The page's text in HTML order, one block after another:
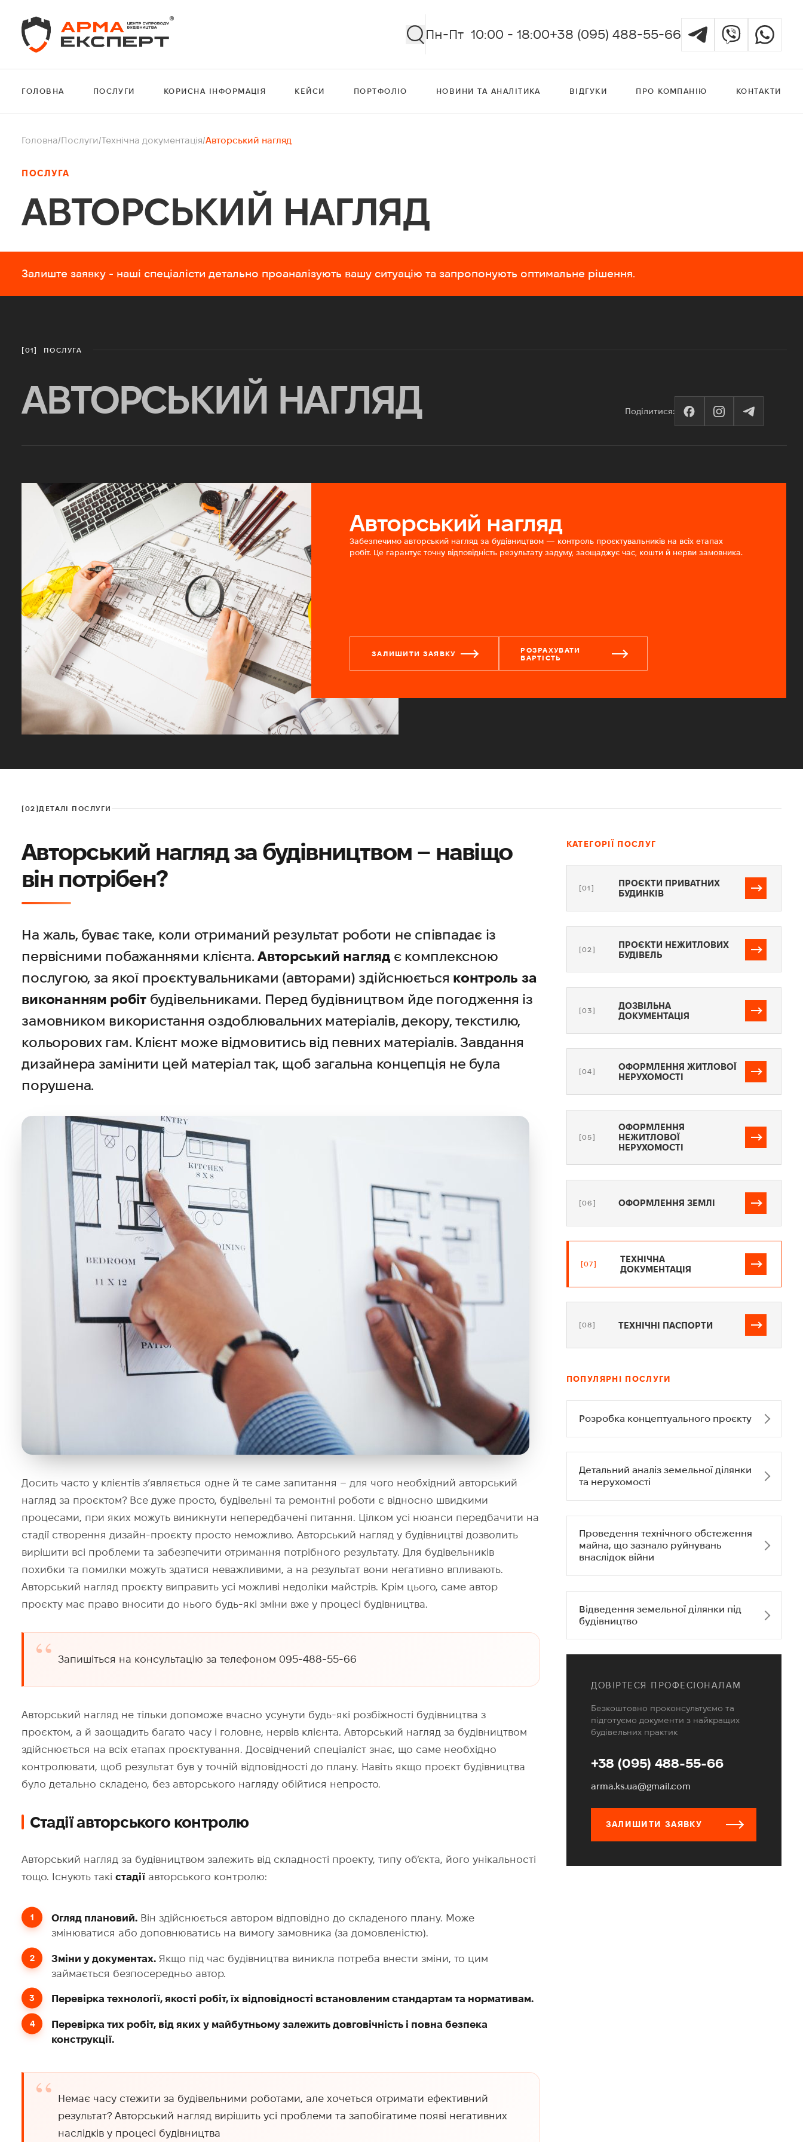
Пн-Пт 10:00 - 18:00+38 (095) 488-55-66
ГОЛОВНА ПОСЛУГИ КОРИСНА ІНФОРМАЦІЯ КЕЙСИ ПОРТФОЛІО НОВИНИ ТА АНАЛІТИКА ВІДГУКИ ПРО КОМПАНІЮ КОНТАКТИ
Головна/Послуги/Технічна документація/Авторський нагляд
ПОСЛУГА
АВТОРСЬКИЙ НАГЛЯД
Залиште заявку - наші спеціалісти детально проаналізують вашу ситуацію та запропонують оптимальне рішення.
[01] ПОСЛУГА
АВТОРСЬКИЙ НАГЛЯД Поділитися:
Авторський нагляд
Забезпечимо авторський нагляд за будівництвом — контроль проєктувальників на всіх етапах
робіт. Це гарантує точну відповідність результату задуму, заощаджує час, кошти й нерви замовника.
ЗАЛИШИТИ ЗАЯВКУ
РОЗРАХУВАТИ
ВАРТІСТЬ
[02]ДЕТАЛІ ПОСЛУГИ
Авторський нагляд за будівництвом – навіщо
він потрібен?
На жаль, буває таке, коли отриманий результат роботи не співпадає із
первісними побажаннями клієнта.Авторський наглядє комплексною
послугою, за якої проєктувальниками (авторами) здійснюється контроль за
виконанням робіт будівельниками. Перед будівництвом йде погодження із
замовником використання оздоблювальних матеріалів, декору, текстилю,
кольорових гам. Клієнт може відмовитись від певних матеріалів. Завдання
дизайнера замінити цей матеріал так, щоб загальна концепція не була
порушена.
Досить часто у клієнтів з’являється одне й те саме запитання – для чого необхідний авторський
нагляд за проєктом? Все дуже просто, будівельні та ремонтні роботи є відносно швидкими
процесами, при яких можуть виникнути непередбачені питання. Цілком усі нюанси передбачити на
стадії створення дизайн-проєкту просто неможливо. Авторський нагляд у будівництві дозволить
вирішити всі проблеми та забезпечити отримання потрібного результату. Для будівельників
похибки та помилки можуть здатися неважливими, а на результат вони негативно впливають.
Авторський нагляд проєкту виправить усі можливі недоліки майстрів. Крім цього, саме автор
проєкту має право вносити до нього будь-які зміни вже у процесі будівництва.
Запишіться на консультацію за телефоном 095-488-55-66
Авторський нагляд не тільки допоможе вчасно усунути будь-які розбіжності будівництва з
проєктом, а й заощадить багато часу і головне, нервів клієнта. Авторський нагляд за будівництвом
здійснюється на всіх етапах проєктування. Досвідчений спеціаліст знає, що саме необхідно
контролювати, щоб результат був у точній відповідності до плану. Навіть якщо проєкт будівництва
було детально складено, без авторського нагляду обійтися непросто.
Стадії авторського контролю
Авторський нагляд за будівництвом залежить від складності проекту, типу об’єкта, його унікальності
тощо. Існують такістадії авторського контролю:
Огляд плановий.Він здійснюється автором відповідно до складеного плану. Може
змінюватися або доповнюватись на вимогу замовника (за домовленістю).
Зміни у документах.Якщо під час будівництва виникла потреба внести зміни, то цим
займається безпосередньо автор.
Перевірка технології, якості робіт, їх відповідності встановленим стандартам та нормативам.
Перевірка тих робіт, від яких у майбутньому залежить довговічність і повна безпека
конструкції.
Немає часу стежити за будівельними роботами, але хочеться отримати ефективний
результат? Авторський нагляд вирішить усі проблеми та запобігатиме появі негативних
наслідків у процесі будівництва
КАТЕГОРІЇ ПОСЛУГ
[01]
ПРОЄКТИ ПРИВАТНИХ
БУДИНКІВ
[02]
ПРОЄКТИ НЕЖИТЛОВИХ
БУДІВЕЛЬ
[03]
ДОЗВІЛЬНА
ДОКУМЕНТАЦІЯ
[04]
ОФОРМЛЕННЯ ЖИТЛОВОЇ
НЕРУХОМОСТІ
[05]
ОФОРМЛЕННЯ
НЕЖИТЛОВОЇ
НЕРУХОМОСТІ
[06] ОФОРМЛЕННЯ ЗЕМЛІ
[07]
ТЕХНІЧНА
ДОКУМЕНТАЦІЯ
[08] ТЕХНІЧНІ ПАСПОРТИ
ПОПУЛЯРНІ ПОСЛУГИ
Розробка концептуального проєкту
Детальний аналіз земельної ділянки
та нерухомості
Проведення технічного обстеження
майна, що зазнало руйнувань
внаслідок війни
Відведення земельної ділянки під
будівництво
ДОВІРТЕСЯ ПРОФЕСІОНАЛАМ
Безкоштовно проконсультуємо та
підготуємо документи з найкращих
будівельних практик
+38 (095) 488-55-66
arma.ks.ua@gmail.com
ЗАЛИШИТИ ЗАЯВКУ